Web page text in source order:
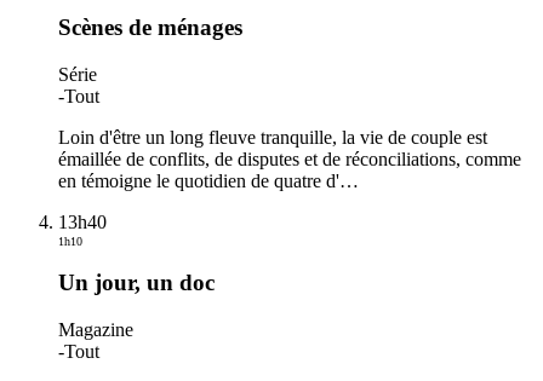
Scènes de ménages
Série
-Tout
Loin d'être un long fleuve tranquille, la vie de couple est
émaillée de conflits, de disputes et de réconciliations, comme
en témoigne le quotidien de quatre d'…
13h40
1h10
Un jour, un doc
Magazine
-Tout